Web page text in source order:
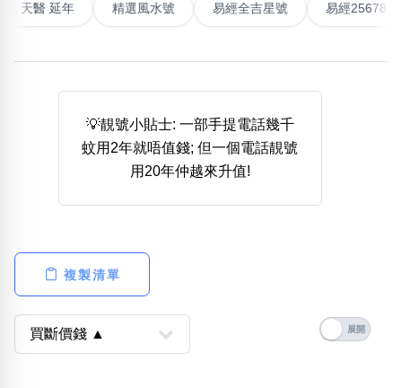
888尾
999尾 777尾 9字頭 6字頭
無4字
清除全部分類
幸運號分類
高能量生氣 天醫 延年 精選風水號 易經全吉星號 易
💡靚號小貼士: 一部手提電話幾千
蚊用2年就唔值錢; 但一個電話靚號
用20年仲越來升值!
複製清單